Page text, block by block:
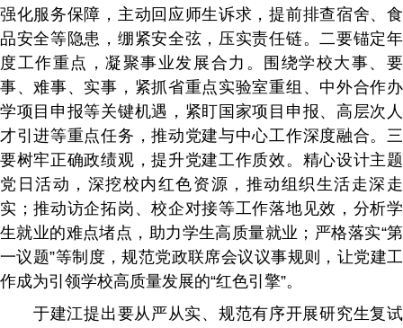
强化服务保障，主动回应师生诉求，提前排查宿舍、食
品安全等隐患，绷紧安全弦，压实责任链。二要锚定年
度工作重点，凝聚事业发展合力。围绕学校大事、要
事、难事、实事，紧抓省重点实验室重组、中外合作办
学项目申报等关键机遇，紧盯国家项目申报、高层次人
才引进等重点任务，推动党建与中心工作深度融合。三
要树牢正确政绩观，提升党建工作质效。精心设计主题
党日活动，深挖校内红色资源，推动组织生活走深走
实；推动访企拓岗、校企对接等工作落地见效，分析学
生就业的难点堵点，助力学生高质量就业；严格落实“第
一议题”等制度，规范党政联席会议议事规则，让党建工
作成为引领学校高质量发展的“红色引擎”。
于建江提出要从严从实、规范有序开展研究生复试